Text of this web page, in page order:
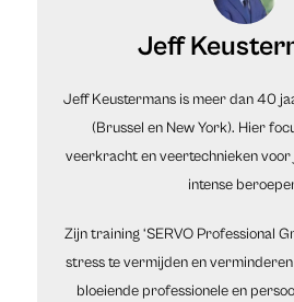
Jeff
Jeff Keustermans is meer dan 40
(Brussel en New York). Hier
veerkracht en veertechnieken
intense
Zijn training ‘SERVO Professional
stress te vermijden en
bloeiende professionele en